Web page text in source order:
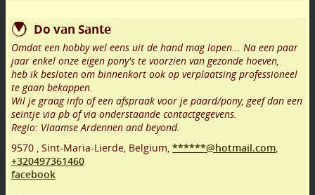
Do van Sante
Omdat een hobby wel eens uit de hand mag lopen... Na een paar
jaar enkel onze eigen pony's te voorzien van gezonde hoeven,
heb ik besloten om binnenkort ook op verplaatsing professioneel
te gaan bekappen.
Wil je graag info of een afspraak voor je paard/pony, geef dan een
seintje via pb of via onderstaande contactgegevens.
Regio: Vlaamse Ardennen and beyond.
9570 , Sint-Maria-Lierde, Belgium, ******@hotmail.com,
+320497361460
facebook